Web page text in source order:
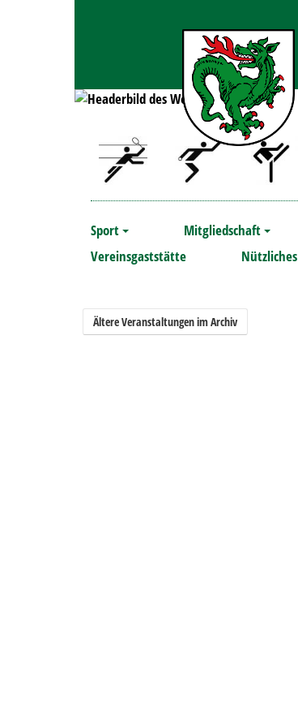
Sport Mitgliedschaft
Vereinsgaststätte
Nützliches
Ältere Veranstaltungen im Archiv